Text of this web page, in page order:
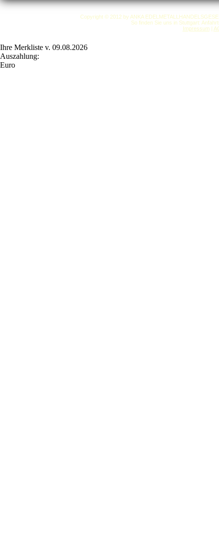
Copyright © 2012 by ANKA
So finden Sie uns in Stuttgart:
Impressum|
Ihre Merkliste v. 09.08.2026
Auszahlung:
Euro